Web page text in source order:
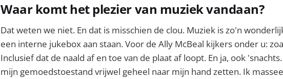
Waar komt het plezier van muziek vandaan?
Dat weten we niet. En dat is misschien de clou. Muziek is zo'n
een interne jukebox aan staan. Voor de Ally McBeal kijkers onder u:
Inclusief dat de naald af en toe van de plaat af loopt. En ja, ook
mijn gemoedstoestand vrijwel geheel naar mijn hand zetten. Ik